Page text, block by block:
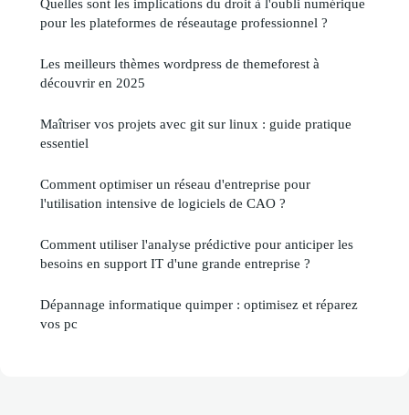
Quelles sont les implications du droit à l'oubli numérique
pour les plateformes de réseautage professionnel ?
Les meilleurs thèmes wordpress de themeforest à
découvrir en 2025
Maîtriser vos projets avec git sur linux : guide pratique
essentiel
Comment optimiser un réseau d'entreprise pour
l'utilisation intensive de logiciels de CAO ?
Comment utiliser l'analyse prédictive pour anticiper les
besoins en support IT d'une grande entreprise ?
Dépannage informatique quimper : optimisez et réparez
vos pc